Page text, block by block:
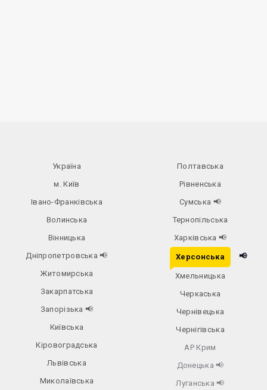
Україна
м. Київ
Івано-Франківська
Волинська
Вінницька
Дніпропетровська📢
Житомирська
Закарпатська
Запорізька 📢
Київська
Кіровоградська
Львівська
Миколаївська
Полтавська
Рівненська
Сумська 📢
Тернопільська
Харківська 📢
Херсонська 📢
Хмельницька
Черкаська
Чернівецька
Чернігівська
АР Крим
Донецька 📢
Луганська 📢